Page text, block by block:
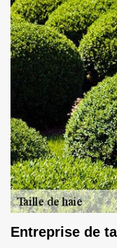
Entreprise de